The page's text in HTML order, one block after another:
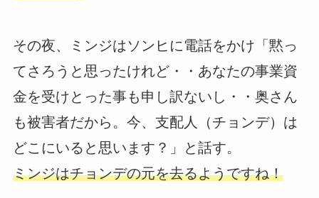
その夜、ミンジはソンヒに電話をかけ「黙っ
てさろうと思ったけれど・・あなたの事業資
金を受けとった事も申し訳ないし・・奥さん
も被害者だから。今、支配人（チョンデ）は
どこにいると思います？」と話す。
ミンジはチョンデの元を去るようですね！